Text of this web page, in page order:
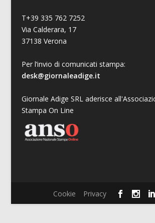
T+39 335 762 7252
Via Calderara, 17
37138 Verona
Per l’invio di comunicati stampa:
desk@giornaleadige.it
Giornale Adige SRL aderisce
Stampa On Line
Cookie Privacy